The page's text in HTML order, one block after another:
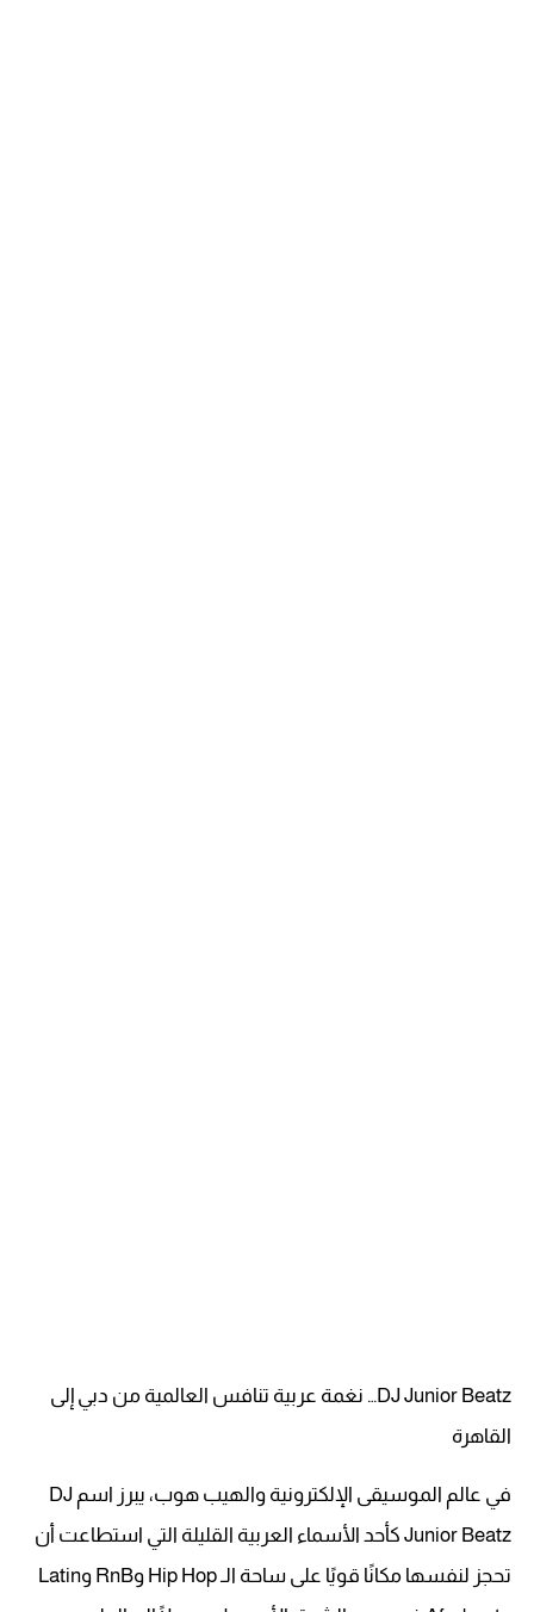
DJ Junior Beatz… نغمة عربية تنافس العالمية من دبي إلى
القاهرة
في عالم الموسيقى الإلكترونية والهيب هوب، يبرز اسم DJ
Junior Beatz كأحد الأسماء العربية القليلة التي استطاعت أن
تحجز لنفسها مكانًا قويًا على ساحة الـ Hip Hop وRnB وLatin